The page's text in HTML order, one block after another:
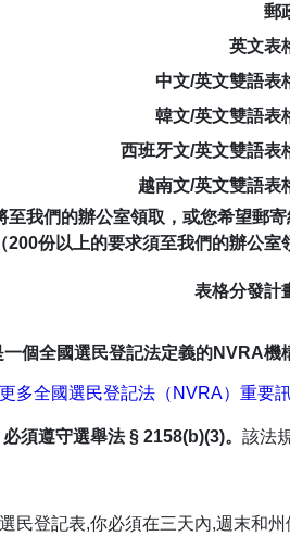
郵
英文表
中文/英文雙語表
韓文/英文雙語表
西班牙文/英文雙語表
越南文/英文雙語表
至我們的辦公室領取，或您希望郵寄
（200份以上的要求須至我們的辦公室
表格分發計
一個全國選民登記法定義的NVRA機
多全國選民登記法（NVRA）重要訊
須遵守選舉法 § 2158(b)(3)。 該法
民登記表,你必須在三天內,週末和